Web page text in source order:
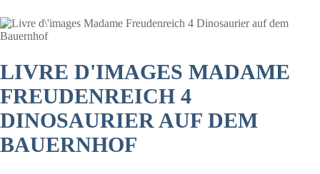
LIVRE D'IMAGES MADAME
FREUDENREICH 4
DINOSAURIER AUF DEM
BAUERNHOF